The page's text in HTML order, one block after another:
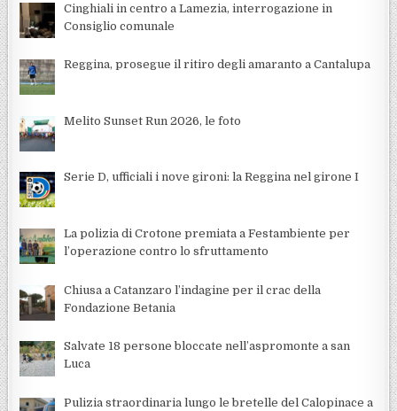
Cinghiali in centro a Lamezia, interrogazione in
Consiglio comunale
Reggina, prosegue il ritiro degli amaranto a Cantalupa
Melito Sunset Run 2026, le foto
Serie D, ufficiali i nove gironi: la Reggina nel girone I
La polizia di Crotone premiata a Festambiente per
l’operazione contro lo sfruttamento
Chiusa a Catanzaro l’indagine per il crac della
Fondazione Betania
Salvate 18 persone bloccate nell’aspromonte a san
Luca
Pulizia straordinaria lungo le bretelle del Calopinace a